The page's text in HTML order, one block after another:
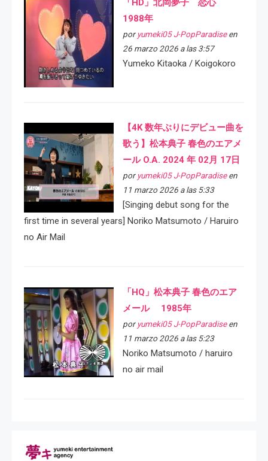
「HD」北岡夢子 恋心
1988年
por yumeki05 J-PopParadiseen
26 marzo 2026 a las 3:57
Yumeko Kitaoka / Koigokoro
【4K 数年ぶりにデビュー曲を
歌う】松本典子 春色のエアメ
ール O.A. 2024 年 02月 17日
por yumeki05 J-PopParadiseen
11 marzo 2026 a las 5:33
[Singing debut song for the
first time in several years] Noriko Matsumoto / Haruiro
no Air Mail
「HQ」松本典子 春色のエア
メール 1985年
por yumeki05 J-PopParadiseen
11 marzo 2026 a las 5:23
Noriko Matsumoto / haruiro
no air mail